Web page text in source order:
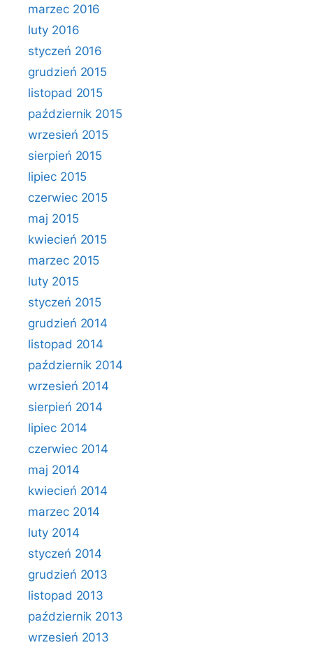
marzec 2016
luty 2016
styczeń 2016
grudzień 2015
listopad 2015
październik 2015
wrzesień 2015
sierpień 2015
lipiec 2015
czerwiec 2015
maj 2015
kwiecień 2015
marzec 2015
luty 2015
styczeń 2015
grudzień 2014
listopad 2014
październik 2014
wrzesień 2014
sierpień 2014
lipiec 2014
czerwiec 2014
maj 2014
kwiecień 2014
marzec 2014
luty 2014
styczeń 2014
grudzień 2013
listopad 2013
październik 2013
wrzesień 2013